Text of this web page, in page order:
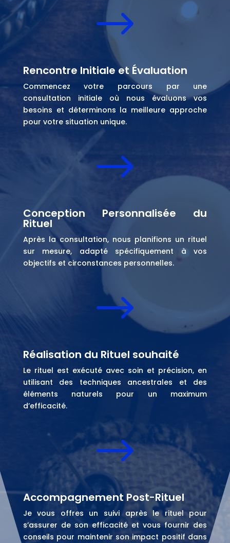
$
Rencontre Initiale et Évaluation
Commencez votre parcours par une
consultation initiale où nous évaluons vos
besoins et déterminons la meilleure approche
pour votre situation unique.
$
Conception Personnalisée du
Rituel
Après la consultation, nous planifions un rituel
sur mesure, adapté spécifiquement à vos
objectifs et circonstances personnelles.
$
Réalisation du Rituel souhaité
Le rituel est exécuté avec soin et précision, en
utilisant des techniques ancestrales et des
éléments naturels pour un maximum
d’efficacité.
$
Accompagnement Post-Rituel
Je vous offres un suivi après le rituel pour
s’assurer de son efficacité et vous fournir des
conseils pour maintenir son impact positif dans